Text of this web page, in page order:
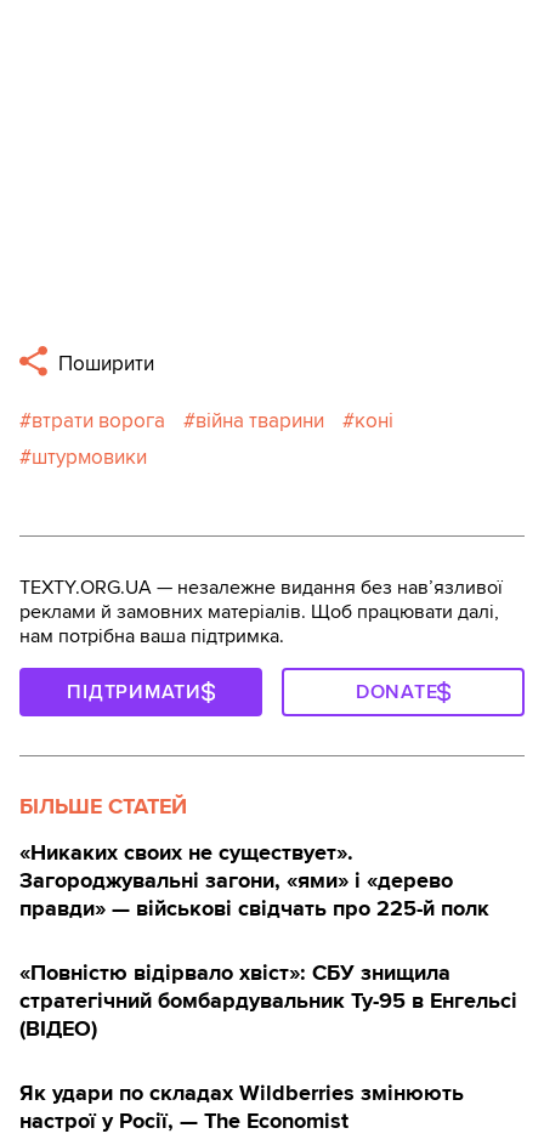
Поширити
втрати ворога війна тварини
коні
штурмовики
TEXTY.ORG.UA — незалежне видання без навʼязливої
реклами й замовних матеріалів. Щоб працювати далі,
нам потрібна ваша підтримка.
ПІДТРИМАТИ DONATE
БІЛЬШЕ СТАТЕЙ
«Никаких своих не существует».
Загороджувальні загони, «ями» і «дерево
правди» — військові свідчать про 225-й полк
«Повністю відірвало хвіст»: СБУ знищила
стратегічний бомбардувальник Ту-95 в Енгельсі
(ВІДЕО)
Як удари по складах Wildberries змінюють
настрої у Росії, — The Economist